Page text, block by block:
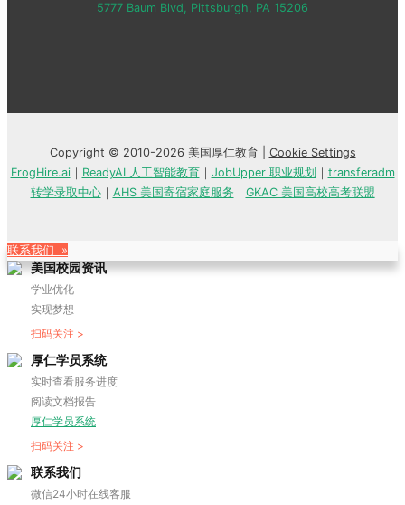
5777 Baum Blvd, Pittsburgh, PA 15206
Copyright © 2010-2026 美国厚仁教育 | Cookie Settings
FrogHire.ai｜ ReadyAI 人工智能教育｜ JobUpper 职业规划 ｜ transferadm
转学录取中心｜ AHS 美国寄宿家庭服务 ｜ GKAC 美国高校高考联盟
联系我们 »
美国校园资讯
学业优化
实现梦想
扫码关注 >
厚仁学员系统
实时查看服务进度
阅读文档报告
厚仁学员系统
扫码关注 >
联系我们
微信24小时在线客服